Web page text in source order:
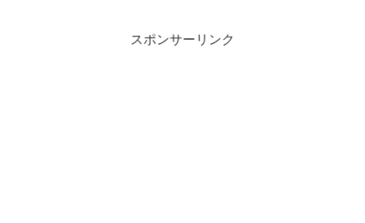
スポンサーリンク